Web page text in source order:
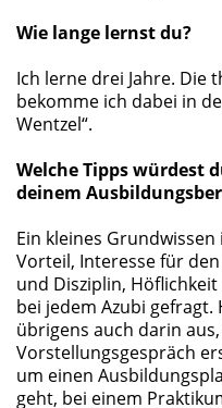
Wie lange lernst du?
Ich lerne drei Jahre. Die
bekomme ich dabei in
Wentzel“.
Welche Tipps würdest
deinem
Ein kleines
Vorteil, Interesse für
und Disziplin,
bei jedem Azubi
übrigens auch darin
Vorstellungsgespräch
um einen
geht, bei einem